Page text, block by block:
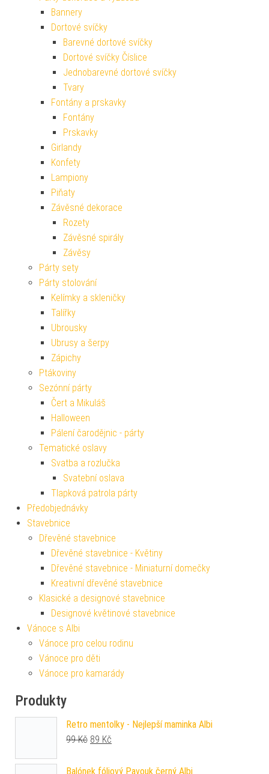
Bannery
Dortové svíčky
Barevné dortové svíčky
Dortové svíčky Číslice
Jednobarevné dortové svíčky
Tvary
Fontány a prskavky
Fontány
Prskavky
Girlandy
Konfety
Lampiony
Piňaty
Závěsné dekorace
Rozety
Závěsné spirály
Závěsy
Párty sety
Párty stolování
Kelímky a skleničky
Talířky
Ubrousky
Ubrusy a šerpy
Zápichy
Ptákoviny
Sezónní párty
Čert a Mikuláš
Halloween
Pálení čarodějnic - párty
Tematické oslavy
Svatba a rozlučka
Svatební oslava
Tlapková patrola párty
Předobjednávky
Stavebnice
Dřevěné stavebnice
Dřevěné stavebnice - Květiny
Dřevěné stavebnice - Miniaturní domečky
Kreativní dřevěné stavebnice
Klasické a designové stavebnice
Designové květinové stavebnice
Vánoce s Albi
Vánoce pro celou rodinu
Vánoce pro děti
Vánoce pro kamarády
Produkty
Retro mentolky - Nejlepší maminka Albi
99Kč Původní cena byla: 99 Kč.
89 Kč
Balónek fóliový Pavouk černý Albi